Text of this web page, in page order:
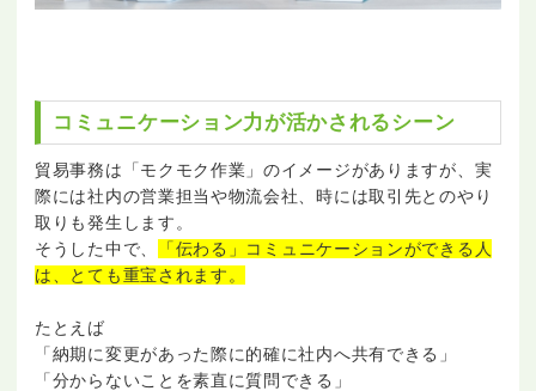
コミュニケーション力が活かされるシーン
貿易事務は「モクモク作業」のイメージがありますが、実
際には社内の営業担当や物流会社、時には取引先とのやり
取りも発生します。
そうした中で、
「伝わる」コミュニケーションができる人
は、とても重宝されます。
たとえば
「納期に変更があった際に的確に社内へ共有できる」
「分からないことを素直に質問できる」